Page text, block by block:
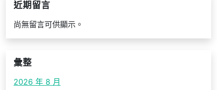
近期留言
尚無留言可供顯示。
彙整
2026 年 8 月